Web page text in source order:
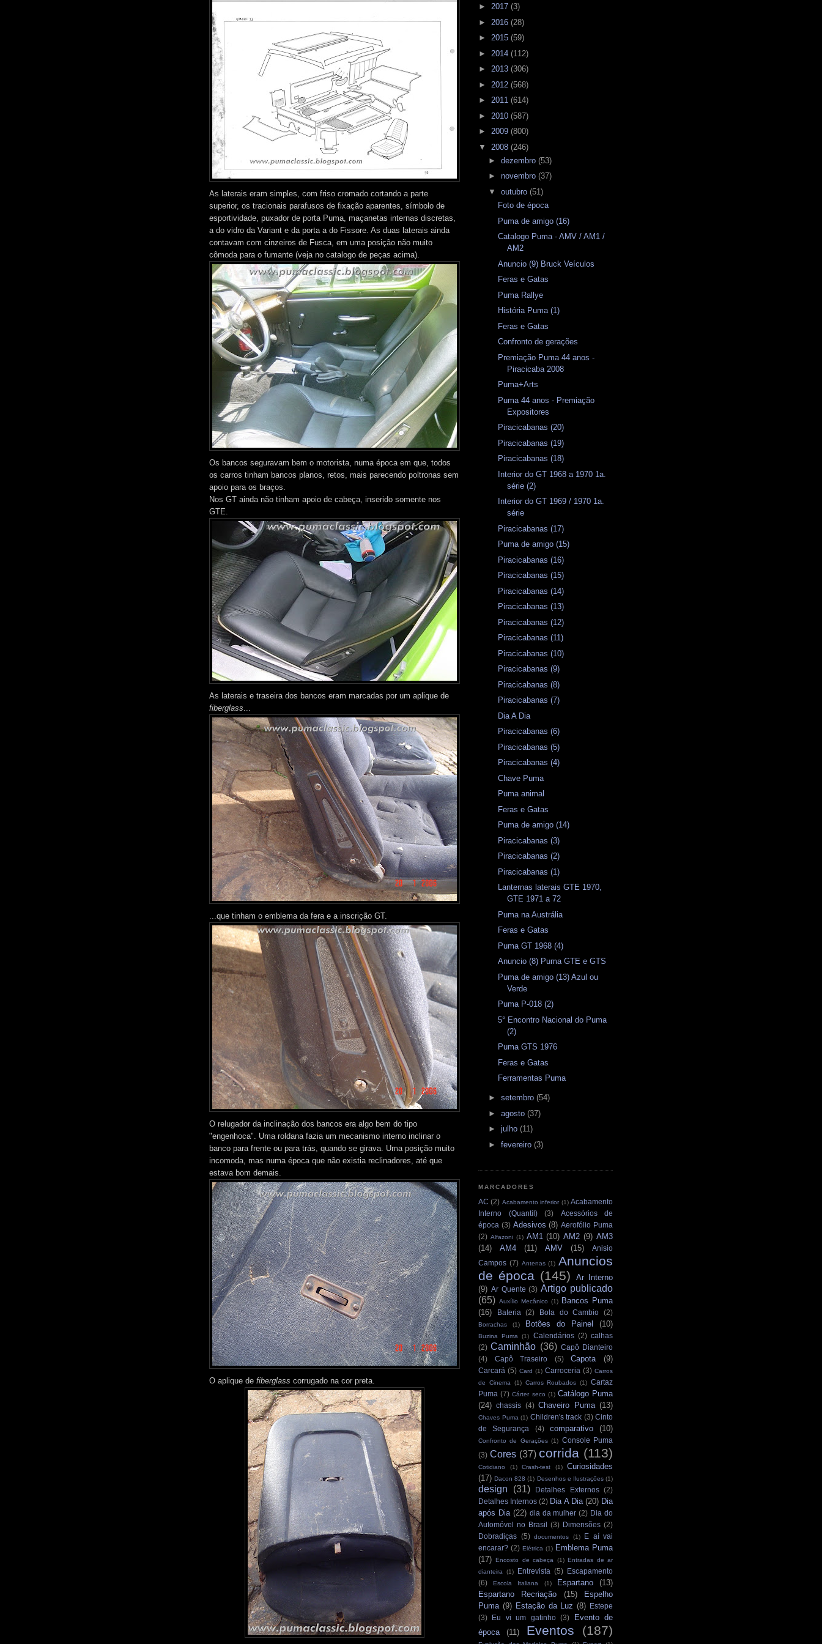
As laterais eram simples, com friso cromado cortando a parte
superior, os tracionais parafusos de fixação aparentes, símbolo de
esportividade, puxador de porta Puma, maçanetas internas discretas,
a do vidro da Variant e da porta a do Fissore. As duas laterais ainda
contavam com cinzeiros de Fusca, em uma posição não muito
cômoda para o fumante (veja no catalogo de peças acima).
Os bancos seguravam bem o motorista, numa época em que, todos
os carros tinham bancos planos, retos, mais parecendo poltronas sem
apoio para os braços.
Nos GT ainda não tinham apoio de cabeça, inserido somente nos
GTE.
As laterais e traseira dos bancos eram marcadas por um aplique de
fiberglass
...que tinham o emblema da fera e a inscrição GT.
O relugador da inclinação dos bancos era algo bem do tipo
"engenhoca". Uma roldana fazia um mecanismo interno inclinar o
banco para frente ou para trás, quando se girava. Uma posição muito
incomoda, mas numa época que não existia reclinadores, até que
estava bom demais.
O aplique de fiberglass corrugado na cor preta.
► 2017 (3)
► 2016 (28)
► 2015 (59)
► 2014 (112)
► 2013 (306)
► 2012 (568)
► 2011 (614)
► 2010 (587)
► 2009 (800)
▼ 2008 (246)
► dezembro (53)
► novembro (37)
▼ outubro (51)
Foto de época
Puma de amigo (16)
Catalogo Puma - AMV / AM1 /
AM2
Anuncio (9) Bruck Veículos
Feras e Gatas
Puma Rallye
História Puma (1)
Feras e Gatas
Confronto de gerações
Premiação Puma 44 anos -
Piracicaba 2008
Puma+Arts
Puma 44 anos - Premiação
Expositores
Piracicabanas (20)
Piracicabanas (19)
Piracicabanas (18)
Interior do GT 1968 a 1970 1a.
série (2)
Interior do GT 1969 / 1970 1a.
série
Piracicabanas (17)
Puma de amigo (15)
Piracicabanas (16)
Piracicabanas (15)
Piracicabanas (14)
Piracicabanas (13)
Piracicabanas (12)
Piracicabanas (11)
Piracicabanas (10)
Piracicabanas (9)
Piracicabanas (8)
Piracicabanas (7)
Dia A Dia
Piracicabanas (6)
Piracicabanas (5)
Piracicabanas (4)
Chave Puma
Puma animal
Feras e Gatas
Puma de amigo (14)
Piracicabanas (3)
Piracicabanas (2)
Piracicabanas (1)
Lanternas laterais GTE 1970,
GTE 1971 a 72
Puma na Austrália
Feras e Gatas
Puma GT 1968 (4)
Anuncio (8) Puma GTE e GTS
Puma de amigo (13) Azul ou
Verde
Puma P-018 (2)
5° Encontro Nacional do Puma
(2)
Puma GTS 1976
Feras e Gatas
Ferramentas Puma
► setembro (54)
► agosto (37)
► julho (11)
► fevereiro (3)
MARCADORES
AC (2) Acabamento inferior (1) Acabamento
Interno (Quantil)
(3)
Acessórios de
época (3) Adesivos (8) Aerofólio Puma
(2) Alfazoni (1) AM1 (10) AM2 (9) AM3
(14)
AM4 (11) AMV (15)
Anisio
Campos (7) Antenas (1) Anuncios
de época (145)
Ar Interno
(9) Ar Quente (3) Artigo publicado
(65) Auxílio Mecânico (1)
Bancos Puma
(16)
Bateria (2) Bola do Cambio (2)
Borrachas (1) Botões do Painel (10)
Buzina Puma (1) Calendários (2) calhas
(2) Caminhão (36) Capô Dianteiro
(4)
Capô Traseiro (5) Capota (9)
Carcará (5) Card (1) Carroceria (3) Carros
de Cinema (1) Carros Roubados (1) Cartaz
Puma (7) Cárter seco (1) Catálogo Puma
(24) chassis (4) Chaveiro Puma (13)
Chaves Puma (1) Children's track (3) Cinto
de Segurança
(4) comparativo (10)
Confronto de Gerações (1) Console Puma
(3) Cores (37) corrida (113)
Cotidiano (1) Crash-test (1)
Curiosidades
(17) Dacon 828 (1) Desenhos e Ilustrações (1)
design (31) Detalhes Externos (2)
Detalhes Internos (2) Dia A Dia (20) Dia
após Dia (22) dia da mulher (2) Dia do
Automóvel no Brasil
(3) Dimensões (2)
Dobradiças (5) documentos (1)
E aí vai
encarar? (2) Elétrica (1) Emblema Puma
(17) Encosto de cabeça (1) Entradas de ar
dianteira (1) Entrevista (5)
Escapamento
(6)
Escola Italiana (1) Espartano
(13)
Espartano Recriação
(15)
Espelho
Puma (9) Estação da Luz (8)
Estepe
(3)
Eu vi um gatinho (3)
Evento de
época
(11) Eventos (187)